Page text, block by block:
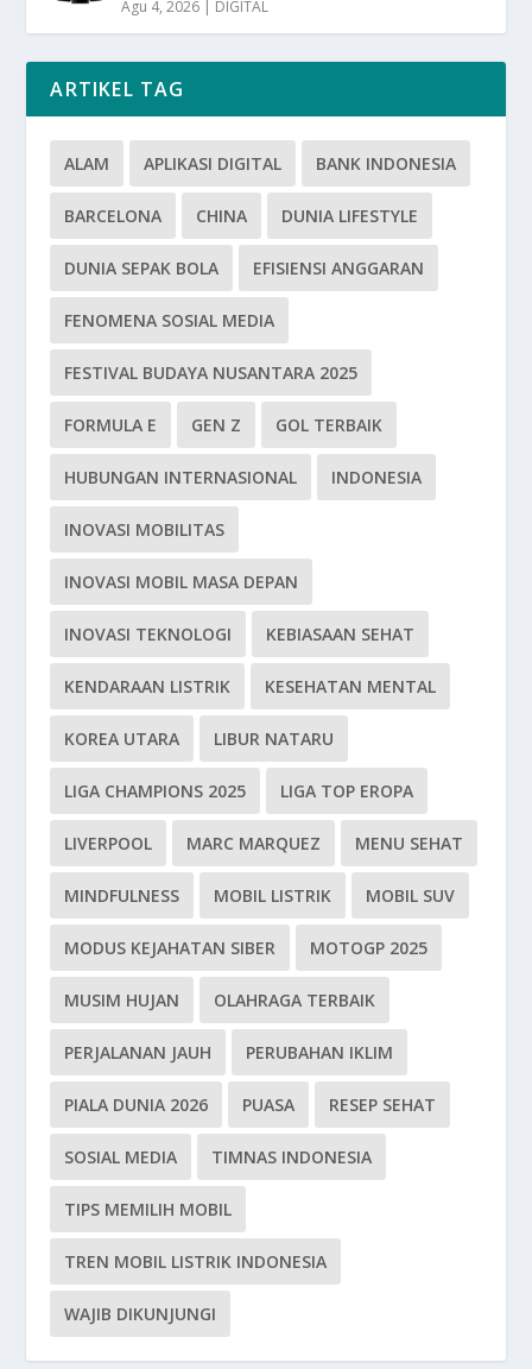
Agu 4, 2026 | DIGITAL
ARTIKEL TAG
ALAM APLIKASI DIGITAL BANK INDONESIA
BARCELONA CHINA DUNIA LIFESTYLE
DUNIA SEPAK BOLA EFISIENSI ANGGARAN
FENOMENA SOSIAL MEDIA
FESTIVAL BUDAYA NUSANTARA 2025
FORMULA E GEN Z GOL TERBAIK
HUBUNGAN INTERNASIONAL INDONESIA
INOVASI MOBILITAS
INOVASI MOBIL MASA DEPAN
INOVASI TEKNOLOGI KEBIASAAN SEHAT
KENDARAAN LISTRIK KESEHATAN MENTAL
KOREA UTARA LIBUR NATARU
LIGA CHAMPIONS 2025 LIGA TOP EROPA
LIVERPOOL MARC MARQUEZ MENU SEHAT
MINDFULNESS MOBIL LISTRIK MOBIL SUV
MODUS KEJAHATAN SIBER MOTOGP 2025
MUSIM HUJAN OLAHRAGA TERBAIK
PERJALANAN JAUH PERUBAHAN IKLIM
PIALA DUNIA 2026 PUASA RESEP SEHAT
SOSIAL MEDIA TIMNAS INDONESIA
TIPS MEMILIH MOBIL
TREN MOBIL LISTRIK INDONESIA
WAJIB DIKUNJUNGI